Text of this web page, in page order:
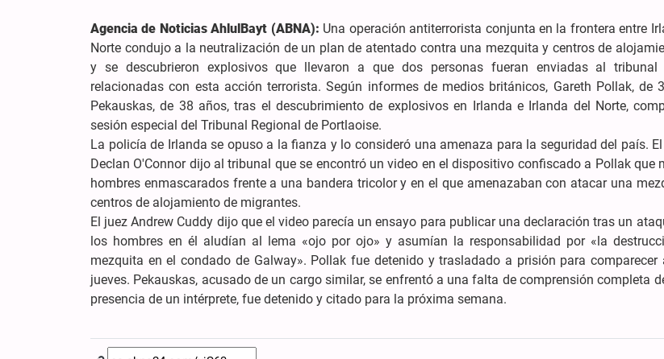
Agencia de Noticias AhlulBayt (ABNA): Una operación antiterrorista conjunta en la frontera entre
Norte condujo a la neutralización de un plan de atentado contra una mezquita y centros de
y se descubrieron explosivos que llevaron a que dos personas fueran enviadas al tribunal
relacionadas con esta acción terrorista. Según informes de medios británicos, Gareth Pollak, de
Pekauskas, de 38 años, tras el descubrimiento de explosivos en Irlanda e Irlanda del Norte,
sesión especial del Tribunal Regional de Portlaoise.
La policía de Irlanda se opuso a la fianza y lo consideró una amenaza para la seguridad del país.
Declan O'Connor dijo al tribunal que se encontró un video en el dispositivo confiscado a Pollak que
hombres enmascarados frente a una bandera tricolor y en el que amenazaban con atacar una
centros de alojamiento de migrantes.
El juez Andrew Cuddy dijo que el video parecía un ensayo para publicar una declaración tras un
los hombres en él aludían al lema «ojo por ojo» y asumían la responsabilidad por «la
mezquita en el condado de Galway». Pollak fue detenido y trasladado a prisión para comparecer
jueves. Pekauskas, acusado de un cargo similar, se enfrentó a una falta de comprensión completa
presencia de un intérprete, fue detenido y citado para la próxima semana.